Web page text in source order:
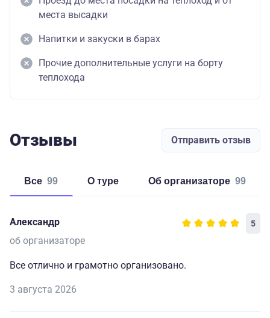
места высадки
Напитки и закуски в барах
Прочие дополнительные услуги на борту
теплохода
Отзывы Отправить отзыв
Все 99 о туре об организаторе 99
Александр 5
об организаторе
Все отлично и грамотно организовано.
3 августа 2026